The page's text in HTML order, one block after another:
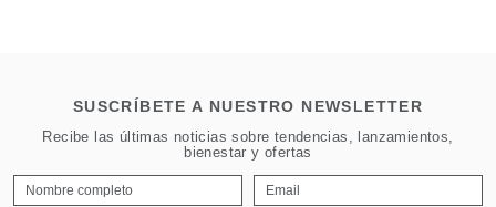
SUSCRÍBETE A NUESTRO NEWSLETTER
Recibe las últimas noticias sobre tendencias, lanzamientos,
bienestar y ofertas